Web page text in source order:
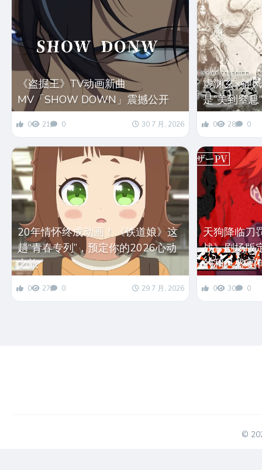
《盗掘王》TV动画新曲
MV「SHOW DOWN」震撼公开
0 21 0 30 7 月, 2026
虚渊玄×神
是“美到窒息
0 28 0
20年情怀终成动画！《铁道娘》这
趟“青春专列”，预定你的2026心动
之旅
0 27 0 29 7 月, 2026
天狗降临刀
战》剧场版
的和风盛宴
0 30 0
©